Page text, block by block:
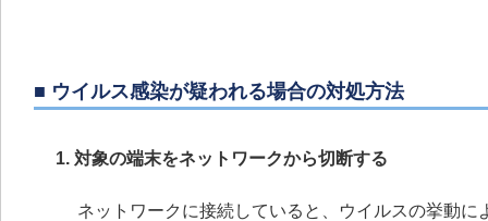
■ ウイルス感染が疑われる場合の対処方法
1. 対象の端末をネットワークから切断する
ネットワークに接続していると、ウイルスの挙動